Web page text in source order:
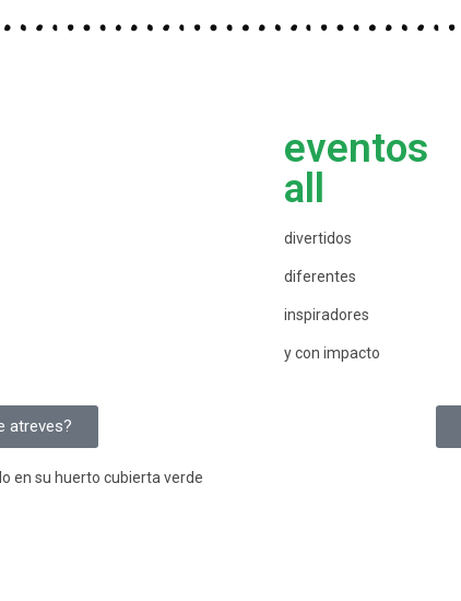
atreves?
eventos
all
divertidos
diferentes
inspiradores
y con impacto